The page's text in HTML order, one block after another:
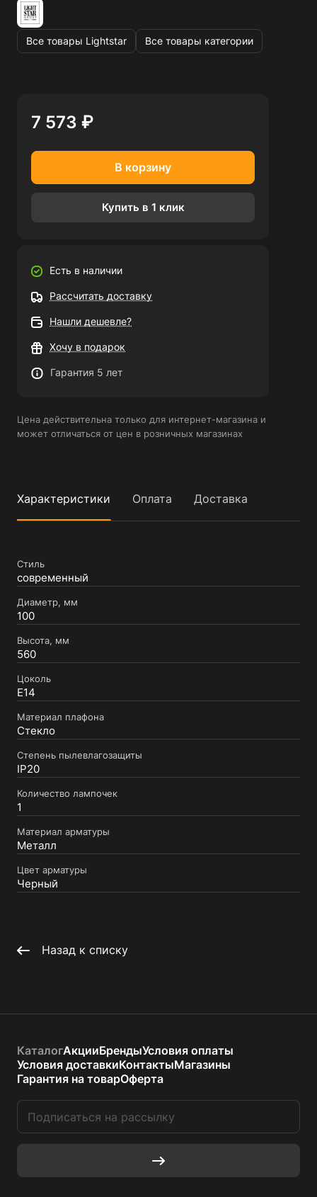
Все товары Lightstar Все товары категории
7 573 ₽
В корзину
Купить в 1 клик
Есть в наличии
Рассчитать доставку
Нашли дешевле?
Хочу в подарок
Гарантия 5 лет
Цена действительна только для интернет-магазина и
может отличаться от цен в розничных магазинах
Характеристики Оплата Доставка
Стиль
современный
Диаметр, мм
100
Высота, мм
560
Цоколь
E14
Материал плафона
Стекло
Степень пылевлагозащиты
IP20
Количество лампочек
1
Материал арматуры
Металл
Цвет арматуры
Черный
Назад к списку
КаталогАкцииБрендыУсловия оплаты
Условия доставкиКонтактыМагазины
Гарантия на товарОферта